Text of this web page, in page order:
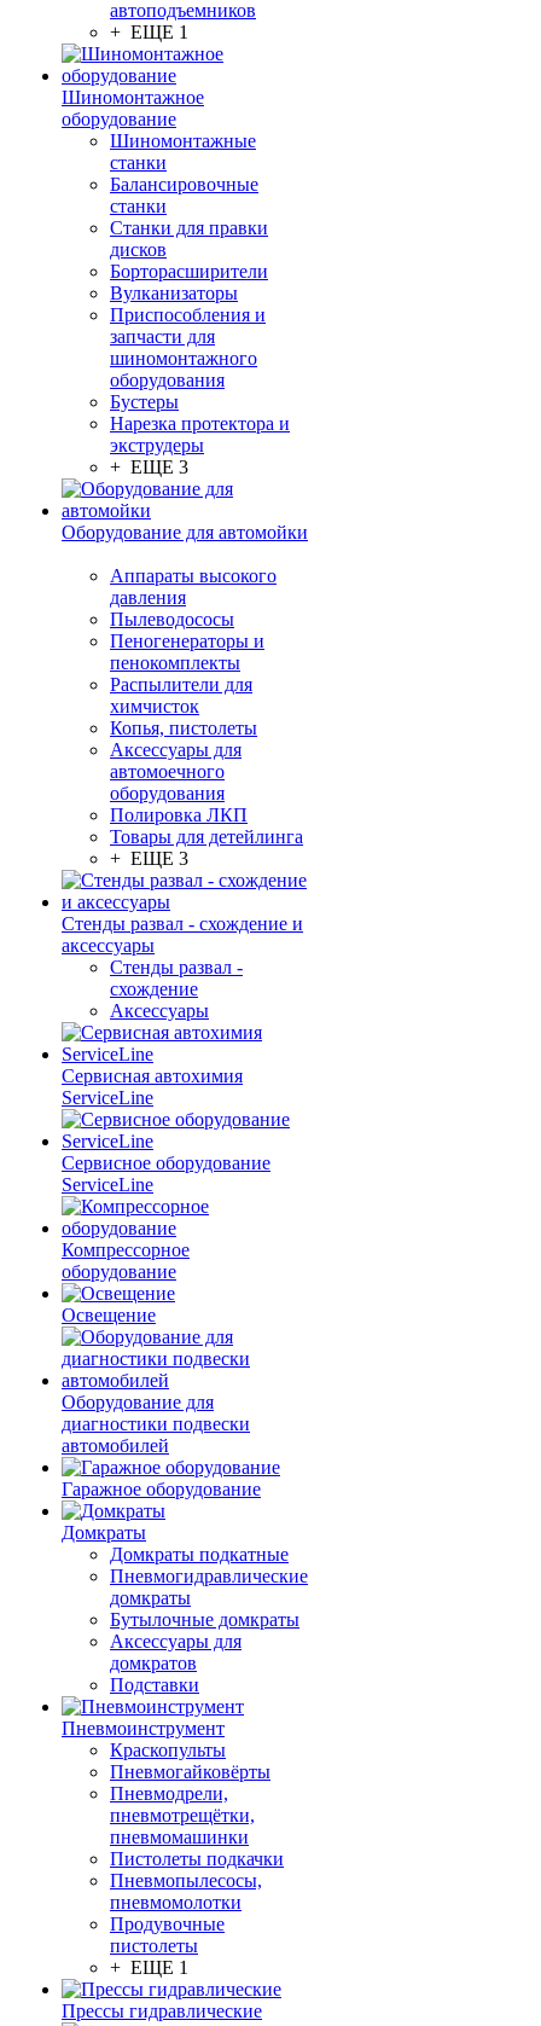
автоподъемников
+ ЕЩЕ 1
Шиномонтажное
оборудование
Шиномонтажные
станки
Балансировочные
станки
Станки для правки
дисков
Борторасширители
Вулканизаторы
Приспособления и
запчасти для
шиномонтажного
оборудования
Бустеры
Нарезка протектора и
экструдеры
+ ЕЩЕ 3
Оборудование для автомойки
Аппараты высокого
давления
Пылеводососы
Пеногенераторы и
пенокомплекты
Распылители для
химчисток
Копья, пистолеты
Аксессуары для
автомоечного
оборудования
Полировка ЛКП
Товары для детейлинга
+ ЕЩЕ 3
Стенды развал - схождение и
аксессуары
Стенды развал -
схождение
Аксессуары
Сервисная автохимия
ServiceLine
Сервисное оборудование
ServiceLine
Компрессорное
оборудование
Освещение
Оборудование для
диагностики подвески
автомобилей
Гаражное оборудование
Домкраты
Домкраты подкатные
Пневмогидравлические
домкраты
Бутылочные домкраты
Аксессуары для
домкратов
Подставки
Пневмоинструмент
Краскопульты
Пневмогайковёрты
Пневмодрели,
пневмотрещётки,
пневмомашинки
Пистолеты подкачки
Пневмопылесосы,
пневмомолотки
Продувочные
пистолеты
+ ЕЩЕ 1
Прессы гидравлические